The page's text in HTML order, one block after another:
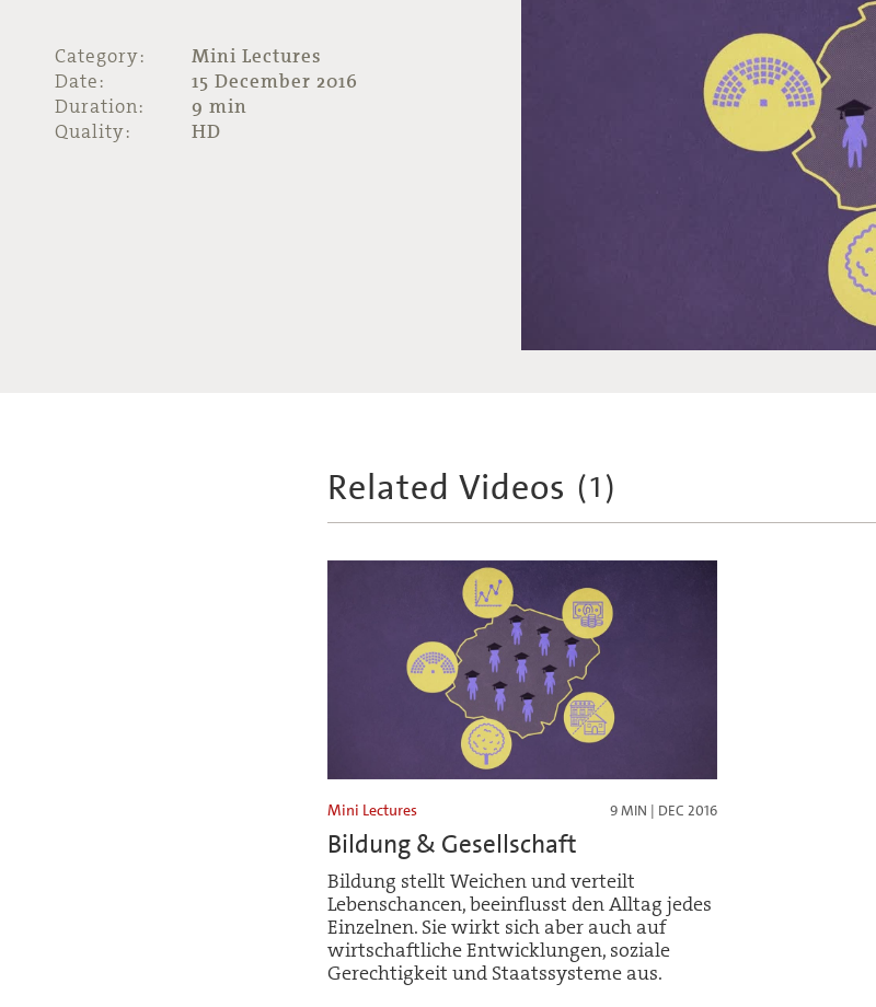
Category:
Mini Lectures
Date:
15 December 2016
Duration:
9 min
Quality:
HD
Related Videos (1 )
Mini Lectures 9 MIN | DEC 2016
Bildung & Gesellschaft
Bildung stellt Weichen und verteilt
Lebenschancen, beeinflusst den Alltag jedes
Einzelnen. Sie wirkt sich aber auch auf
wirtschaftliche Entwicklungen, soziale
Gerechtigkeit und Staatssysteme aus.